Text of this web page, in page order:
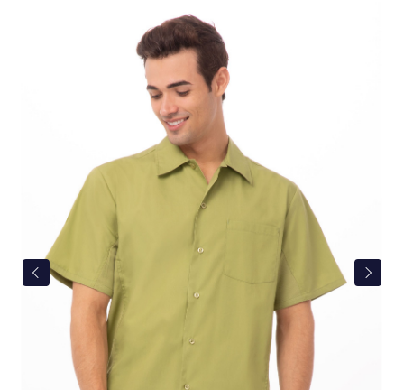
Bildergalerie überspringen